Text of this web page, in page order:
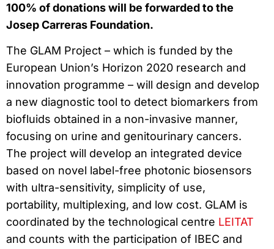
100% of donations will be forwarded to the
Josep Carreras Foundation.
The GLAM Project – which is funded by the
European Union’s Horizon 2020 research and
innovation programme – will design and develop
a new diagnostic tool to detect biomarkers from
biofluids obtained in a non-invasive manner,
focusing on urine and genitourinary cancers.
The project will develop an integrated device
based on novel label-free photonic biosensors
with ultra-sensitivity, simplicity of use,
portability, multiplexing, and low cost. GLAM is
coordinated by the technological centre LEITAT
and counts with the participation of IBEC and